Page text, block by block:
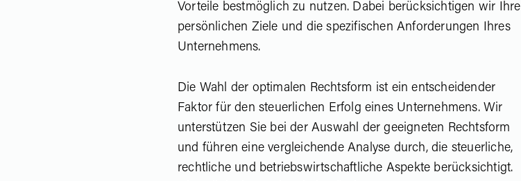
Vorteile bestmöglich zu nutzen. Dabei berücksichtigen wir Ihre
persönlichen Ziele und die spezifischen Anforderungen Ihres
Unternehmens.
Die Wahl der optimalen Rechtsform ist ein entscheidender
Faktor für den steuerlichen Erfolg eines Unternehmens. Wir
unterstützen Sie bei der Auswahl der geeigneten Rechtsform
und führen eine vergleichende Analyse durch, die steuerliche,
rechtliche und betriebswirtschaftliche Aspekte berücksichtigt.